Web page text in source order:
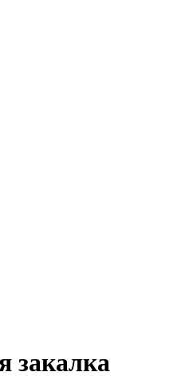
закалка